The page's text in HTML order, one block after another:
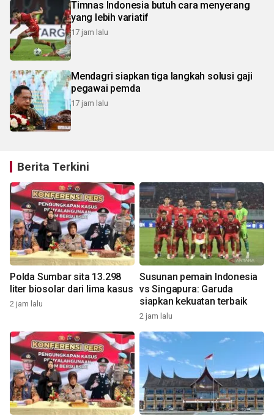
Timnas Indonesia butuh cara menyerang
yang lebih variatif
17 jam lalu
Mendagri siapkan tiga langkah solusi gaji
pegawai pemda
17 jam lalu
Berita Terkini
Polda Sumbar sita 13.298
liter biosolar dari lima kasus
2 jam lalu
Susunan pemain Indonesia
vs Singapura: Garuda
siapkan kekuatan terbaik
2 jam lalu